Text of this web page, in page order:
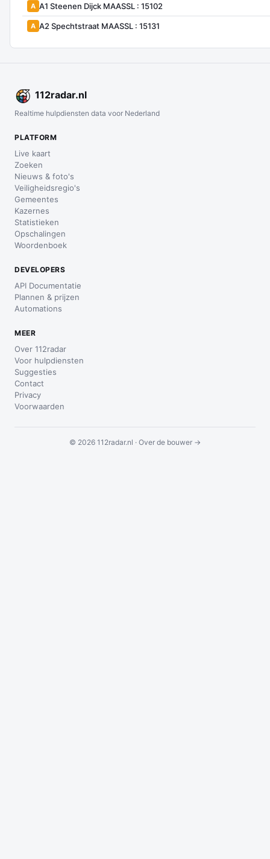
A A1 Steenen Dijck MAASSL : 15102
A A2 Spechtstraat MAASSL : 15131
112radar.nl
Realtime hulpdiensten data voor Nederland
PLATFORM
Live kaart
Zoeken
Nieuws & foto's
Veiligheidsregio's
Gemeentes
Kazernes
Statistieken
Opschalingen
Woordenboek
DEVELOPERS
API Documentatie
Plannen & prijzen
Automations
MEER
Over 112radar
Voor hulpdiensten
Suggesties
Contact
Privacy
Voorwaarden
© 2026 112radar.nl · Over de bouwer →